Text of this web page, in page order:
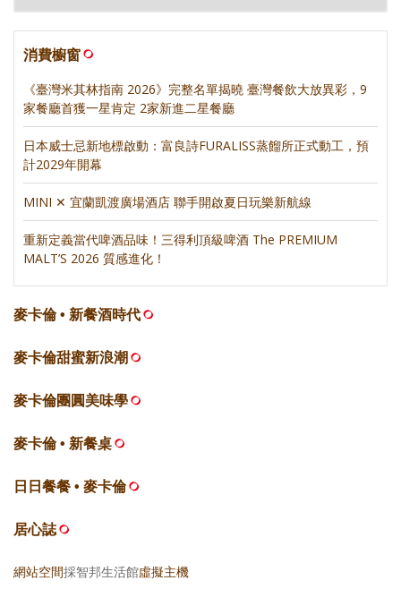
消費櫥窗
《臺灣米其林指南 2026》完整名單揭曉 臺灣餐飲大放異彩，9
家餐廳首獲一星肯定 2家新進二星餐廳
日本威士忌新地標啟動：富良詩FURALISS蒸餾所正式動工，預
計2029年開幕
MINI ✕ 宜蘭凱渡廣場酒店 聯手開啟夏日玩樂新航線
重新定義當代啤酒品味！三得利頂級啤酒 The PREMIUM
MALT’S 2026 質感進化！
麥卡倫 • 新餐酒時代
麥卡倫甜蜜新浪潮
麥卡倫團圓美味學
麥卡倫 • 新餐桌
日日餐餐 • 麥卡倫
居心誌
網站空間採智邦生活館虛擬主機